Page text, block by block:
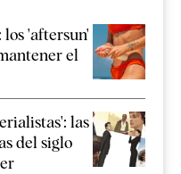
los 'aftersun'
el
las
del siglo